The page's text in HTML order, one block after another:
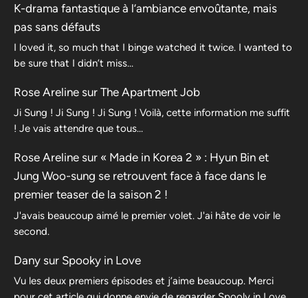
K-drama fantastique à l’ambiance envoûtante, mais
pas sans défauts
I loved it, so much that I binge watched it twice. I wanted to
be sure that I didn’t miss…
Rose Areline sur The Apartment Job
Ji Sung ! Ji Sung ! Ji Sung ! Voilà, cette information me suffit
! Je vais attendre que tous…
Rose Areline sur « Made in Korea 2 » : Hyun Bin et
Jung Woo-sung se retrouvent face à face dans le
premier teaser de la saison 2 !
J'avais beaucoup aimé le premier volet. J'ai hâte de voir le
second.
Dany sur Spooky in Love
Vu les deux premiers épisodes et j’aime beaucoup. Merci